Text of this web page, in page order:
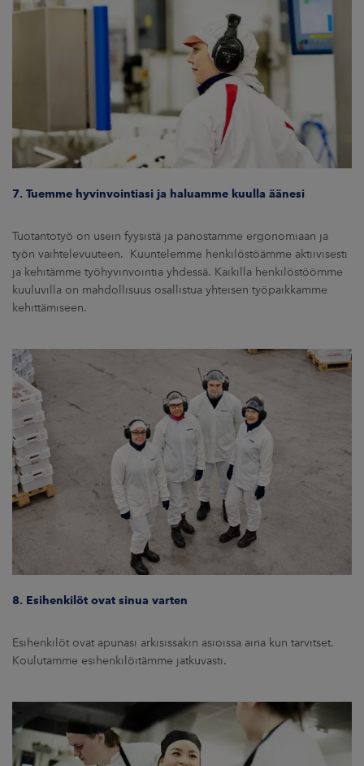
7. Tuemme hyvinvointiasi ja haluamme kuulla äänesi
Tuotantotyö on usein fyysistä ja panostamme ergonomiaan ja
työn vaihtelevuuteen. Kuuntelemme henkilöstöämme aktiivisesti
ja kehitämme työhyvinvointia yhdessä. Kaikilla henkilöstöömme
kuuluvilla on mahdollisuus osallistua yhteisen työpaikkamme
kehittämiseen.
8. Esihenkilöt ovat sinua varten
Esihenkilöt ovat apunasi arkisissakin asioissa aina kun tarvitset.
Koulutamme esihenkilöitämme jatkuvasti.